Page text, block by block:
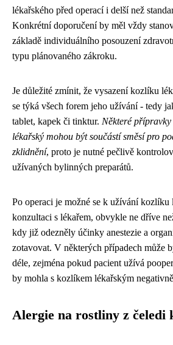
lékařského před operací i delší než
Konkrétní doporučení by měl vždy
základě individuálního posouzení
typu plánovaného zákroku.
Je důležité zmínit, že vysazení kozlíku
se týká všech forem jeho užívání - tedy
tablet, kapek či tinktur. Některé
lékařský mohou být součástí směsí pro
zklidnění, proto je nutné pečlivě
užívaných bylinných preparátů.
Po operaci je možné se k užívání kozlíku
konzultaci s lékařem, obvykle ne dříve
kdy již odezněly účinky anestezie a
zotavovat. V některých případech může
déle, zejména pokud pacient užívá
by mohla s kozlíkem lékařským
Alergie na rostliny z čeledi